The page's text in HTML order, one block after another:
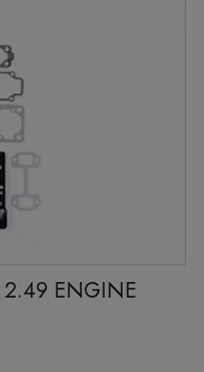
2.49 ENGINE